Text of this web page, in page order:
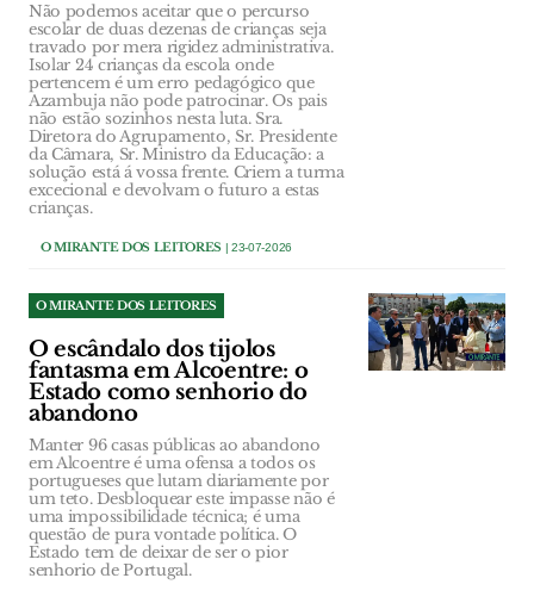
Não podemos aceitar que o percurso
escolar de duas dezenas de crianças seja
travado por mera rigidez administrativa.
Isolar 24 crianças da escola onde
pertencem é um erro pedagógico que
Azambuja não pode patrocinar. Os pais
não estão sozinhos nesta luta. Sra.
Diretora do Agrupamento, Sr. Presidente
da Câmara, Sr. Ministro da Educação: a
solução está á vossa frente. Criem a turma
excecional e devolvam o futuro a estas
crianças.
O MIRANTE DOS LEITORES | 23-07-2026
O MIRANTE DOS LEITORES
O escândalo dos tijolos
fantasma em Alcoentre: o
Estado como senhorio do
abandono
Manter 96 casas públicas ao abandono
em Alcoentre é uma ofensa a todos os
portugueses que lutam diariamente por
um teto. Desbloquear este impasse não é
uma impossibilidade técnica; é uma
questão de pura vontade política. O
Estado tem de deixar de ser o pior
senhorio de Portugal.